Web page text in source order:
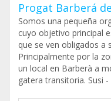
Progat Barberá
Somos una pequeña
cuyo objetivo principal
que se ven obligados a
Principalmente por la
un local en Barberà a
gatera transitoria. Susi